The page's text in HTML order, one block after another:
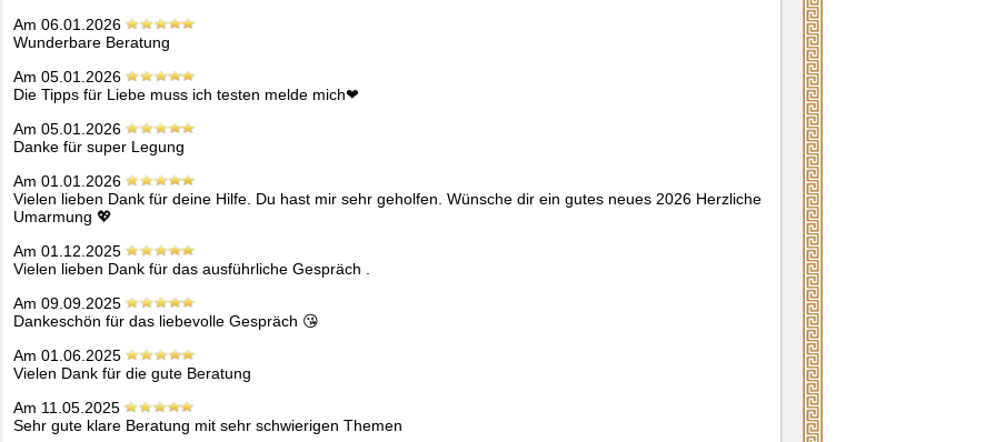
Am 06.01.2026
Wunderbare Beratung
Am 05.01.2026
Die Tipps für Liebe muss ich testen melde mich❤ ️
Am 05.01.2026
Danke für super Legung
Am 01.01.2026
Vielen lieben Dank für deine Hilfe. Du hast mir sehr geholfen. Wünsche dir ein gutes neues 2026 Herzliche
Umarmung 💖
Am 01.12.2025
Vielen lieben Dank für das ausführliche Gespräch .
Am 09.09.2025
Dankeschön für das liebevolle Gespräch 😘
Am 01.06.2025
Vielen Dank für die gute Beratung
Am 11.05.2025
Sehr gute klare Beratung mit sehr schwierigen Themen